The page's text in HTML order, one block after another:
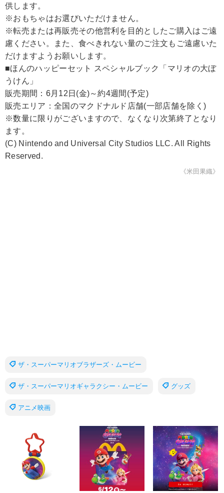
供します。
※おもちゃはお選びいただけません。
※転売または再販売その他営利を目的としたご購入はご遠
慮ください。また、食べきれない量のご注文もご遠慮いた
だけますようお願いします。
■ほんのハッピーセット スペシャルブック「マリオの大ぼ
うけん」
販売期間：6月12日(金)～約4週間(予定)
販売エリア：全国のマクドナルド店舗(一部店舗を除く)
※数量に限りがございますので、なくなり次第終了となり
ます。
(C) Nintendo and Universal City Studios LLC. All Rights
Reserved.
《米田果織》
ザ・スーパーマリオブラザーズ・ムービー
ザ・スーパーマリオギャラクシー・ムービー グッズ
アニメ映画